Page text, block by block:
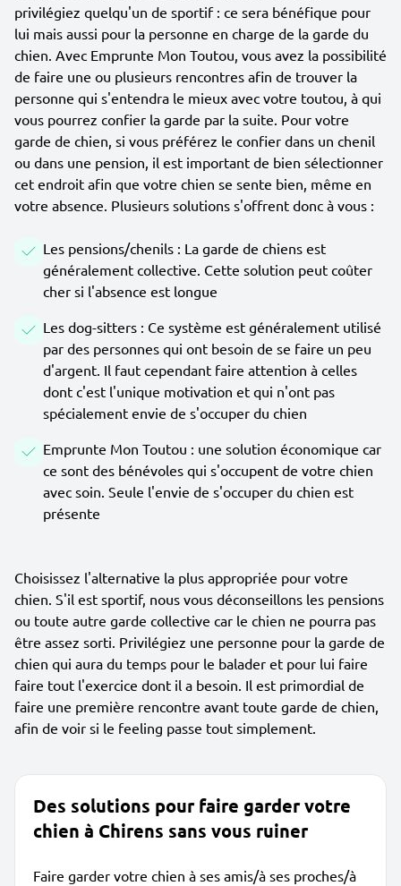
privilégiez quelqu'un de sportif : ce sera bénéfique pour
lui mais aussi pour la personne en charge de la garde du
chien. Avec Emprunte Mon Toutou, vous avez la possibilité
de faire une ou plusieurs rencontres afin de trouver la
personne qui s'entendra le mieux avec votre toutou, à qui
vous pourrez confier la garde par la suite. Pour votre
garde de chien, si vous préférez le confier dans un chenil
ou dans une pension, il est important de bien sélectionner
cet endroit afin que votre chien se sente bien, même en
votre absence. Plusieurs solutions s'offrent donc à vous :
Les pensions/chenils : La garde de chiens est
généralement collective. Cette solution peut coûter
cher si l'absence est longue
Les dog-sitters : Ce système est généralement utilisé
par des personnes qui ont besoin de se faire un peu
d'argent. Il faut cependant faire attention à celles
dont c'est l'unique motivation et qui n'ont pas
spécialement envie de s'occuper du chien
Emprunte Mon Toutou : une solution économique car
ce sont des bénévoles qui s'occupent de votre chien
avec soin. Seule l'envie de s'occuper du chien est
présente
Choisissez l'alternative la plus appropriée pour votre
chien. S'il est sportif, nous vous déconseillons les pensions
ou toute autre garde collective car le chien ne pourra pas
être assez sorti. Privilégiez une personne pour la garde de
chien qui aura du temps pour le balader et pour lui faire
faire tout l'exercice dont il a besoin. Il est primordial de
faire une première rencontre avant toute garde de chien,
afin de voir si le feeling passe tout simplement.
Des solutions pour faire garder votre
chien à Chirens sans vous ruiner
Faire garder votre chien à ses amis/à ses proches/à